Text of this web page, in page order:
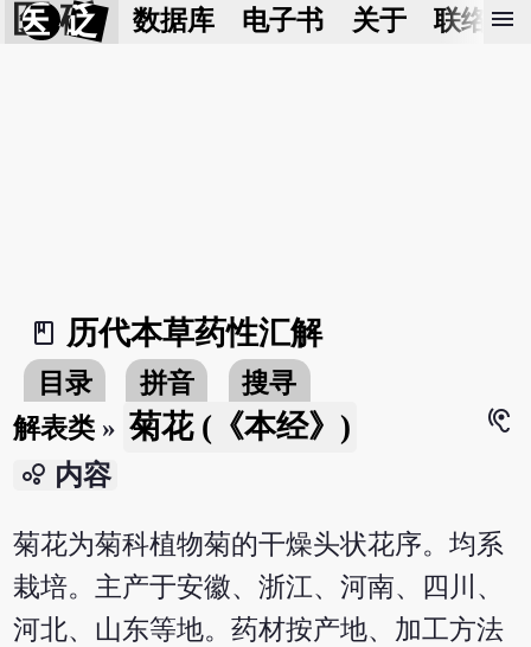
医 砭 数据库 电子书 关于 联络我
menu
book_2
历代本草药性汇解
目录 拼音
搜寻
解表类 » 菊花 (《本经》)
hearing
bubble_chart 内容
菊花为菊科植物菊的干燥头状花序。均系
栽培。主产于安徽、浙江、河南、四川、
河北、山东等地。药材按产地、加工方法